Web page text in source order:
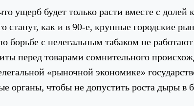
ущерб будет только расти вместе с долей
станут, как и в 90-е, крупные городские
борьбе с нелегальным табаком не
перед товарами сомнительного
«рыночной экономике»
органы, чтобы не допустить роста дыры в